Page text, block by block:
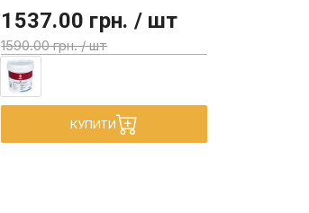
1537.00 грн. / шт
1590.00 грн. / шт
КУПИТИ